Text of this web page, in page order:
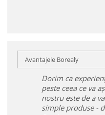
Avantajele Borealy
Dorim ca
peste ceea ce va
nostru este de a
simple produse -